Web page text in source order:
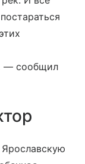
— сообщил
Ярославскую